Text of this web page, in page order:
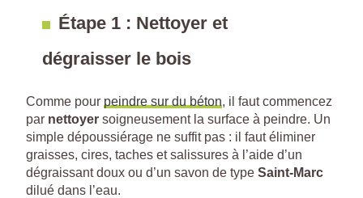
Étape 1 : Nettoyer et
dégraisser le bois
Comme pour peindre sur du béton, il faut commencez
par nettoyer soigneusement la surface à peindre. Un
simple dépoussiérage ne suffit pas : il faut éliminer
graisses, cires, taches et salissures à l’aide d’un
dégraissant doux ou d’un savon de type Saint-Marc
dilué dans l’eau.